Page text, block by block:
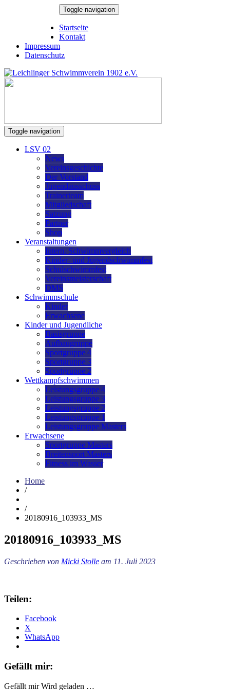
Toggle navigation
Startseite
Kontakt
Impressum
Datenschutz
Toggle navigation
LSV 02
News
Vereinsgeschichte
Der Vorstand
Jugendausschuss
Trainerteam
Mitgliedschaft
Satzung
Partner
Shop
Veranstaltungen
Intern. Schwimmvergleich
Kinder- und Jugendschwimmfest
Schulschwimmfest
Vereinsmeisterschaft
DMS
Schwimmschule
Kinder
Erwachsene
Kinder und Jugendliche
Basisgruppe
Aufbaugruppe
Sportgruppe 4
Sportgruppe 3
Sportgruppe 2
Wettkampfschwimmen
Leistungsgruppe 4
Leistungsgruppe 3
Leistungsgruppe 2
Leistungsgruppe 1
Leistungsgruppe Masters
Erwachsene
Sportgruppe Masters
Breitensport Masters
Fitness im Wasser
Home
/
/
20180916_103933_MS
20180916_103933_MS
Geschrieben von Micki Stolle am 11. Juli 2023
Teilen:
Facebook
X
WhatsApp
Gefällt mir:
Gefällt mir Wird geladen …